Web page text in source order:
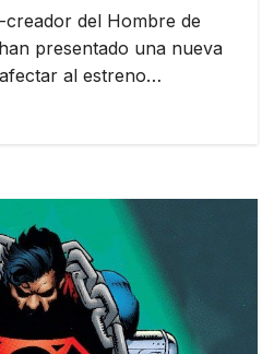
del Hombre de
presentado una nueva
al estreno…